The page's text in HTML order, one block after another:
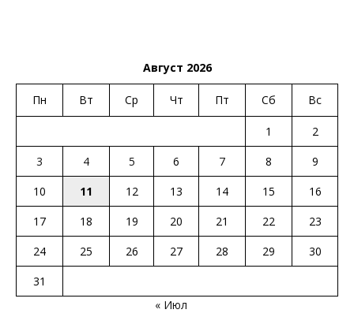
Август 2026
Пн Вт Ср Чт Пт Сб Вс
1
2
3
4 5 6 7 8
9
10
11 12 13 14 15
16
17
18 19 20 21 22
23
24
25 26 27 28 29
30
31
« Июл